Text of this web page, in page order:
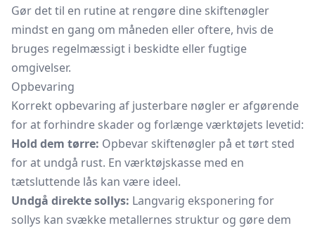
Gør det til en rutine at rengøre dine skiftenøgler
mindst en gang om måneden eller oftere, hvis de
bruges regelmæssigt i beskidte eller fugtige
omgivelser.
Opbevaring
Korrekt opbevaring af justerbare nøgler er afgørende
for at forhindre skader og forlænge værktøjets levetid:
Hold dem tørre: Opbevar skiftenøgler på et tørt sted
for at undgå rust. En værktøjskasse med en
tætsluttende lås kan være ideel.
Undgå direkte sollys: Langvarig eksponering for
sollys kan svække metallernes struktur og gøre dem